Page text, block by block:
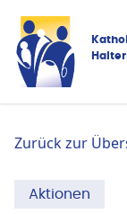
Zurück zur
Aktionen